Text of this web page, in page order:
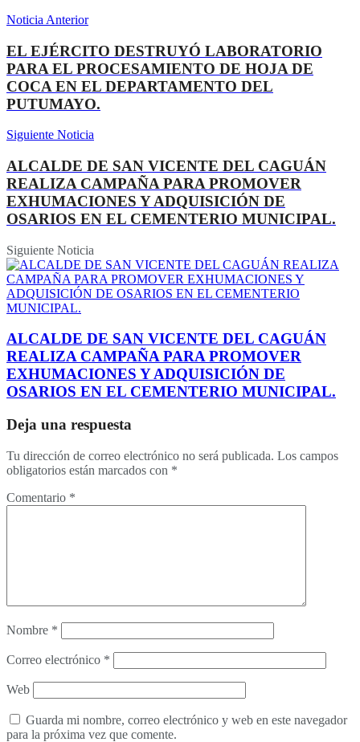
Noticia Anterior
EL EJÉRCITO DESTRUYÓ LABORATORIO
PARA EL PROCESAMIENTO DE HOJA DE
COCA EN EL DEPARTAMENTO DEL
PUTUMAYO.
Siguiente Noticia
ALCALDE DE SAN VICENTE DEL CAGUÁN
REALIZA CAMPAÑA PARA PROMOVER
EXHUMACIONES Y ADQUISICIÓN DE
OSARIOS EN EL CEMENTERIO MUNICIPAL.
Siguiente Noticia
ALCALDE DE SAN VICENTE DEL CAGUÁN
REALIZA CAMPAÑA PARA PROMOVER
EXHUMACIONES Y ADQUISICIÓN DE
OSARIOS EN EL CEMENTERIO MUNICIPAL.
Deja una respuesta
Tu dirección de correo electrónico no será publicada. Los campos
obligatorios están marcados con *
Comentario *
Nombre *
Correo electrónico *
Web
Guarda mi nombre, correo electrónico y web en este navegador
para la próxima vez que comente.